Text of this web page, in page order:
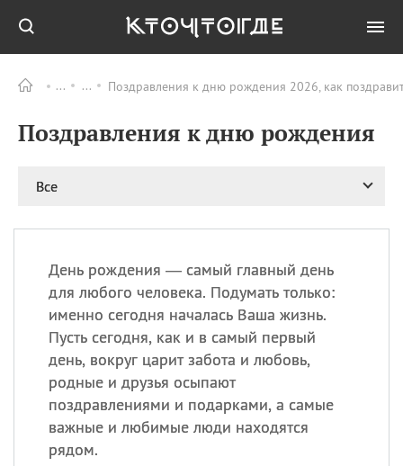
Поздравления к дню рождения 2026, как
Поздравления к дню рождения
Все
День рождения — самый главный день
для любого человека. Подумать только:
именно сегодня началась Ваша жизнь.
Пусть сегодня, как и в самый первый
день, вокруг царит забота и любовь,
родные и друзья осыпают
поздравлениями и подарками, а самые
важные и любимые люди находятся
рядом.
ПРАЗДНИКИ Все
08.08 День «Счастье
случается» (Happiness
День мира в Аугсбурге
великомученика
Пантелеймона –
покровителя всех
врачей и целителя
больных
09.08 День книголюбов (Book
Lovers Day)